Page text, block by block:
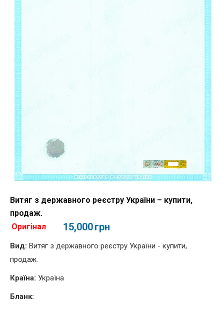
Витяг з державного реєстру України – купити,
продаж.
Оригінал
15,000грн
Вид: Витяг з державного реєстру України - купити,
продаж.
Країна: Україна
Бланк: